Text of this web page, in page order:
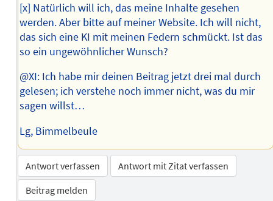
[x] Natürlich will ich, das meine Inhalte gesehen
werden. Aber bitte auf meiner Website. Ich will nicht,
das sich eine KI mit meinen Federn schmückt. Ist das
so ein ungewöhnlicher Wunsch?
@XI: Ich habe mir deinen Beitrag jetzt drei mal durch
gelesen; ich verstehe noch immer nicht, was du mir
sagen willst…
Lg, Bimmelbeule
Antwort verfassen
Antwort mit Zitat verfassen
Beitrag melden